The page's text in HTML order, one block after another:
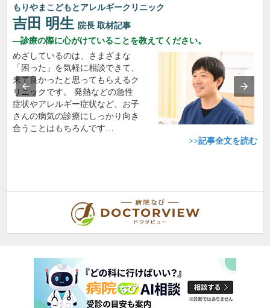
もりやまこどもとアレルギークリニック
吉田 明生 院長 取材記事
診療の際に心がけていることを教えてください。
めざしているのは、さまざまな
「困った」を気軽に相談できて、
来て良かったと思ってもらえるク
リニックです。 発熱などの急性
症状やアレルギー症状など、お子
さんの病気の診療にしっかり向き
合うことはもちろんです…
>>記事全文を読む